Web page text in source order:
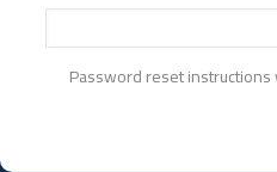
Password reset